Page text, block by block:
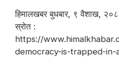
हिमालखबर बुधबार, ९ वैशाख,
स्रोत :
https://
democracy-is-trapped-in-